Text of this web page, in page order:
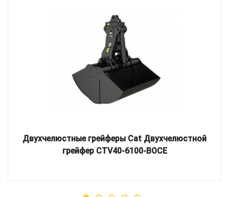
Двухчелюстные грейферы Cat Двухчелюстной
грейфер CTV40-6100-BOCE